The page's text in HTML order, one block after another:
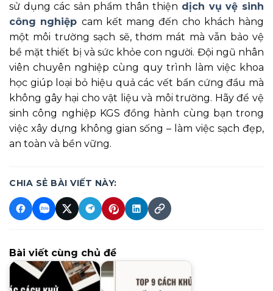
sử dụng các sản phẩm thân thiện dịch vụ vệ sinh
công nghiệp cam kết mang đến cho khách hàng
một môi trường sạch sẽ, thơm mát mà vẫn bảo vệ
bề mặt thiết bị và sức khỏe con người. Đội ngũ nhân
viên chuyên nghiệp cùng quy trình làm việc khoa
học giúp loại bỏ hiệu quả các vết bẩn cứng đầu mà
không gây hại cho vật liệu và môi trường. Hãy để vệ
sinh công nghiệp KGS đồng hành cùng bạn trong
việc xây dựng không gian sống – làm việc sạch đẹp,
an toàn và bền vững.
CHIA SẺ BÀI VIẾT NÀY:
Bài viết cùng chủ đề